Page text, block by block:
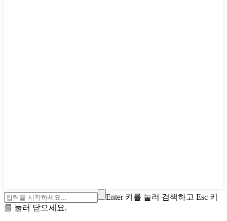
Enter 키를 눌러 검색하고 Esc 키
를 눌러 닫으세요.